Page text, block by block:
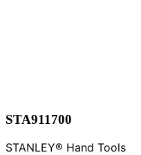
STA911700
STANLEY® Hand Tools